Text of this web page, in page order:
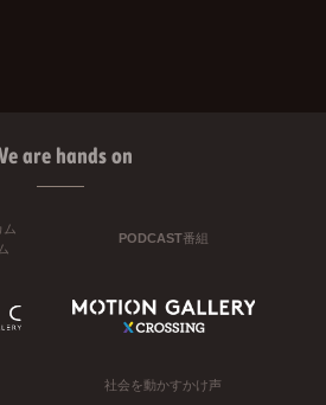
are hands on
PODCAST番組
社会を動かすかけ声